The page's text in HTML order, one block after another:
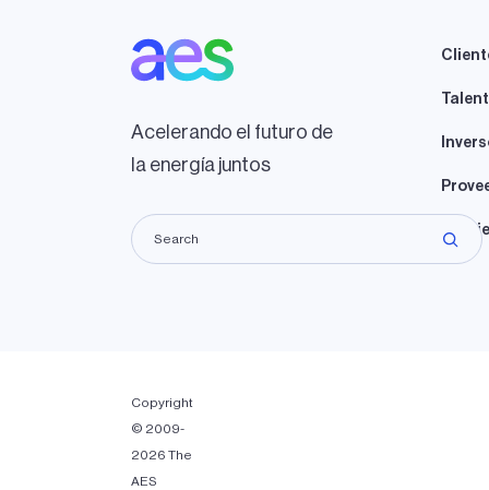
Acelerando el futuro de
la energía juntos
Copyright
© 2009-
2026 The
AES